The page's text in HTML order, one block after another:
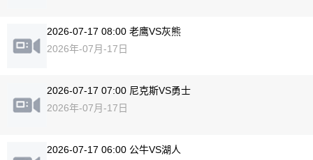
2026-07-17 08:00 老鹰VS灰熊
2026年-07月-17日
2026-07-17 07:00 尼克斯VS勇士
2026年-07月-17日
2026-07-17 06:00 公牛VS湖人